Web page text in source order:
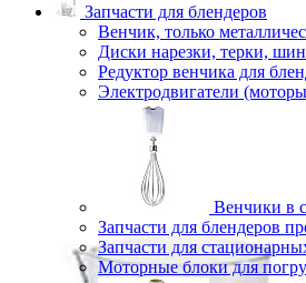
Запчасти для блендеров
Венчик, только
Диски нарезки, терки,
Редуктор венчика для
Электродвигатели
Венчики в
Запчасти для блендеров
Запчасти для
Моторные блоки для